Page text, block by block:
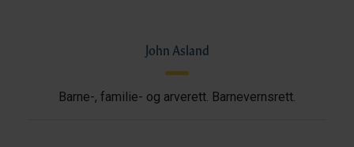
John Asland
Barne-, familie- og arverett. Barnevernsrett.